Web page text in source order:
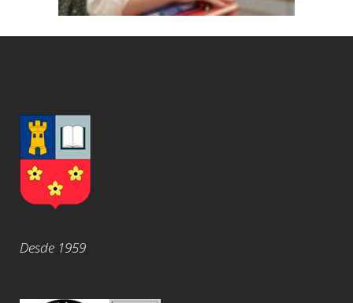
Desde 1959